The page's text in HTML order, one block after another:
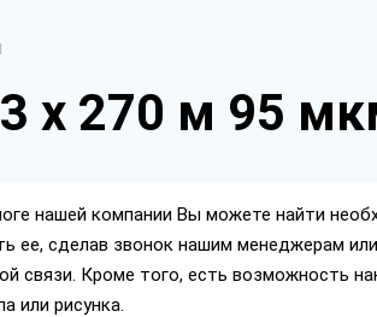
х 270 м 95
нашей компании Вы можете найти
ее, сделав звонок нашим менеджерам
связи. Кроме того, есть возможность
или рисунка.